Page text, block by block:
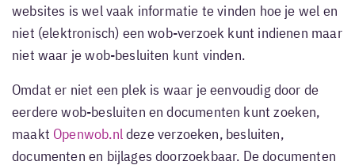
websites is wel vaak informatie te vinden hoe je wel en
niet (elektronisch) een wob-verzoek kunt indienen maar
niet waar je wob-besluiten kunt vinden.
Omdat er niet een plek is waar je eenvoudig door de
eerdere wob-besluiten en documenten kunt zoeken,
maakt Openwob.nl deze verzoeken, besluiten,
documenten en bijlages doorzoekbaar. De documenten